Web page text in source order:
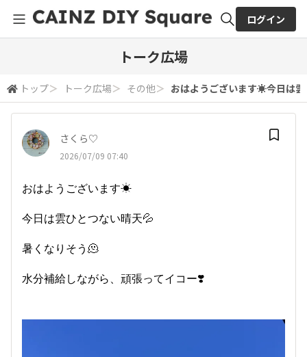
検索
ログイン
トーク広場
トップ＞ トーク広場＞ その他＞ おはようございます☀今日は
さくら♡
2026/07/09 07:40
おはようございます☀
今日は雲ひとつない晴天💦
暑くなりそう🫠
水分補給しながら、頑張ってイコー❣️